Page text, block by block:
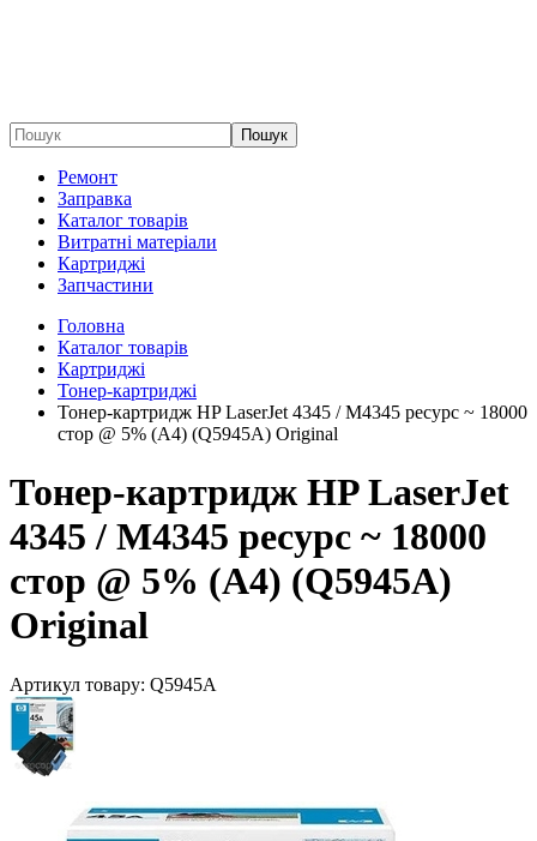
Пошук
Ремонт
Заправка
Каталог товарів
Витратні матеріали
Картриджі
Запчастини
Головна
Каталог товарів
Картриджі
Тонер-картриджі
Тонер-картридж HP LaserJet 4345 / M4345 ресурс ~ 18000
стор @ 5% (A4) (Q5945A) Original
Тонер-картридж HP LaserJet
4345 / M4345 ресурс ~ 18000
стор @ 5% (A4) (Q5945A)
Original
Артикул товару: Q5945A